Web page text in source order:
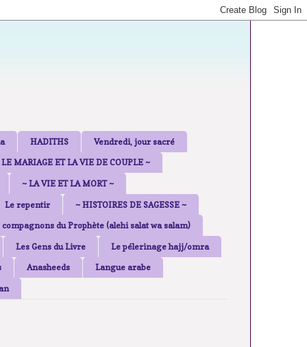
HADITHS Vendredi, jour sacré
LE MARIAGE ET LA VIE DE COUPLE ~
~ LA VIE ET LA MORT ~
Le repentir ~ HISTOIRES DE SAGESSE ~
compagnons du Prophète (alehi salat wa salam)
Les Gens du Livre Le pélerinage hajj/omra
Anasheeds Langue arabe